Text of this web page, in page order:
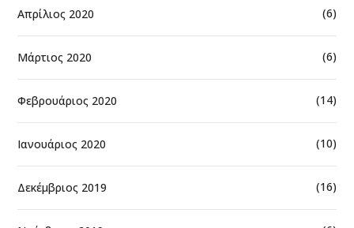
Απρίλιος 2020 (6)
Μάρτιος 2020 (6)
Φεβρουάριος 2020 (14)
Ιανουάριος 2020 (10)
Δεκέμβριος 2019 (16)